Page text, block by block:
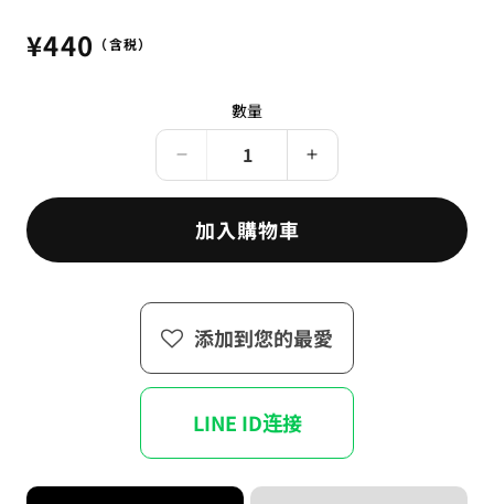
定
價
¥440 （含税）
數量
Paradox
Live
prever
量
減
Paradox
Live
量
增
加入購物車
添加到您的最愛
LINE ID连接